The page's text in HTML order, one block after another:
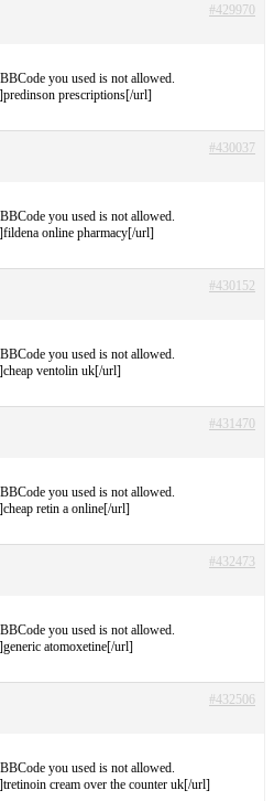
#429970
you used is not allowed.
prescriptions[/url]
#430037
you used is not allowed.
online pharmacy[/url]
#430152
you used is not allowed.
ventolin uk[/url]
#431470
you used is not allowed.
retin a online[/url]
#432473
you used is not allowed.
atomoxetine[/url]
#432506
you used is not allowed.
cream over the counter uk[/url]